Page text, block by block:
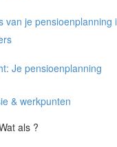
van je pensioenplanning
Je pensioenplanning
& werkpunten
als ?